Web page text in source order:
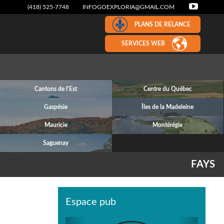
(418) 525-7748 INFOGOEXPLORIA@GMAIL.COM
PLANS DE RELANCE
SERVICES WEB
Cantons de l'Est Centre du Québec
Gaspésie Îles de la Madeleine
Mauricie Montérégie
Saguenay
FAYS
Espace pub